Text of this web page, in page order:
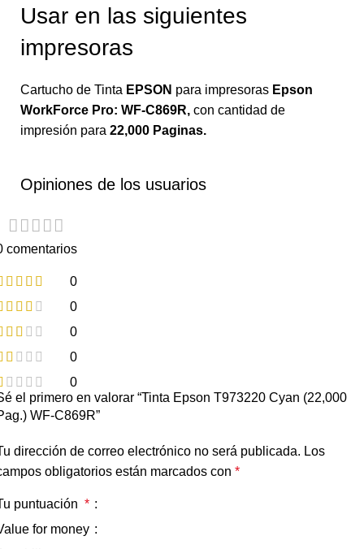
Usar en las siguientes
impresoras
Cartucho de Tinta EPSON para impresoras Epson
WorkForce Pro: WF-C869R, con cantidad de
impresión para 22,000 Paginas.
Opiniones de los usuarios
comentarios
0
0
0
0
0
el primero en valorar “Tinta Epson T973220 Cyan (22,000
WF-C869R”
dirección de correo electrónico no será publicada. Los
obligatorios están marcados con *
puntuación *
for money